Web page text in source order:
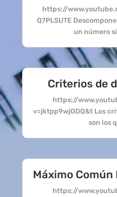
https://
Q7PLSUTE
un número
Criterios de
https://
v=jktpp9wjODQ&t Los
son los
Máximo Común
https://